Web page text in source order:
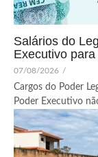
Salários do
Executivo
07/08/2026 /
Cargos do Poder
Poder Executivo